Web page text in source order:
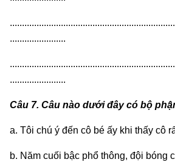
.......................
.......................
Câu 7. Câu nào dưới đây có bộ
a. Tôi chú ý đến cô bé ấy khi thấy cô
b. Năm cuối bậc phổ thông, đội bóng